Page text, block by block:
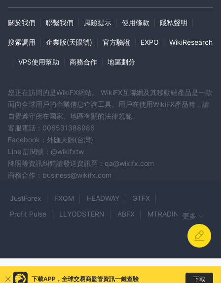
關於我們 聯繫我們 風險提示 使用條款 隱私聲明
搜索調用 企業版(天眼號) 官方驗證 EXPO WikiResearch
VPS使用幫助 商務合作 地區劃分
您正在訪問的是WikiFX網站。 WikiFX互聯網及其移動端產品是一款
面向全球用戶的企業信息查詢工具。用戶在使用WikiFX產品時，請
自覺遵守所在國家、地區有關的法律規範。
客服電話：006531388986
Facebook：外匯天眼(台灣)
Line 訂閱號：@wikifxtw
牌照等資訊糾錯請發送資訊至：qa@wikifx.com
商務合作：business@wikifx.com
JustForex FXQM HEADWAY
GTFX
Profit Pulse
LLYODSTERN ABFX
MTRADING
SOOLIKE
CED Capital Ltd
CryptoGT
WH Selfinvest
PLAYSER Amass
更多
下載APP，全球交易商監管資訊一鍵查驗 下載